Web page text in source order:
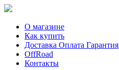
О магазине
Как купить
Доставка Оплата Гарантия
OffRoad
Контакты